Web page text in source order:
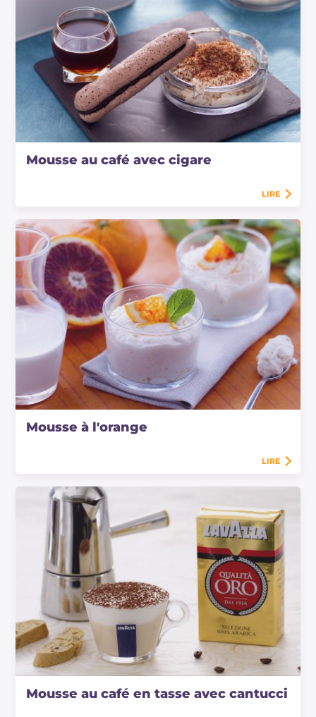
Mousse au café avec cigare
LIRE
Mousse à l'orange
LIRE
Mousse au café en tasse avec cantucci